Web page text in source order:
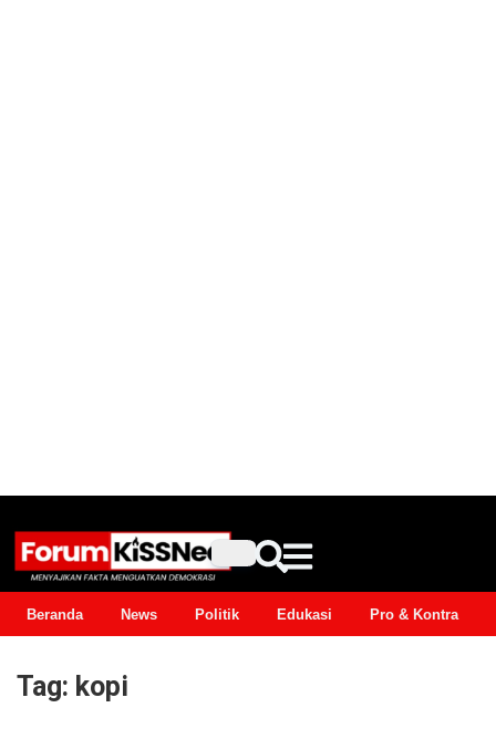
Beranda News Politik Edukasi Pro & Kontra
Tag: kopi